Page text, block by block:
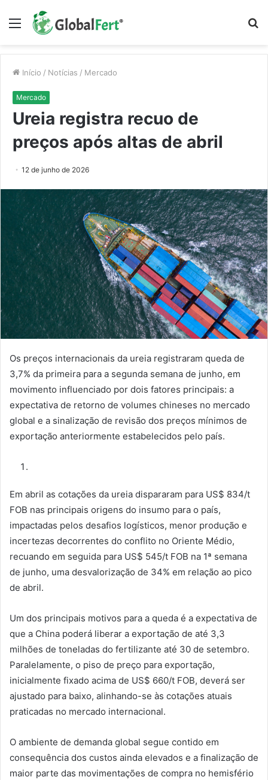
Menu
Início / Notícias / Mercado
Mercado
Ureia registra recuo de
preços após altas de abril
12 de junho de 2026
Os preços internacionais da ureia registraram queda de
3,7% da primeira para a segunda semana de junho, em
movimento influenciado por dois fatores principais: a
expectativa de retorno de volumes chineses no mercado
global e a sinalização de revisão dos preços mínimos de
exportação anteriormente estabelecidos pelo país.
Em abril as cotações da ureia dispararam para US$ 834/t
FOB nas principais origens do insumo para o país,
impactadas pelos desafios logísticos, menor produção e
incertezas decorrentes do conflito no Oriente Médio,
recuando em seguida para US$ 545/t FOB na 1ª semana
de junho, uma desvalorização de 34% em relação ao pico
de abril.
Um dos principais motivos para a queda é a expectativa de
que a China poderá liberar a exportação de até 3,3
milhões de toneladas do fertilizante até 30 de setembro.
Paralelamente, o piso de preço para exportação,
inicialmente fixado acima de US$ 660/t FOB, deverá ser
ajustado para baixo, alinhando-se às cotações atuais
praticadas no mercado internacional.
O ambiente de demanda global segue contido em
consequência dos custos ainda elevados e a finalização de
maior parte das movimentações de compra no hemisfério